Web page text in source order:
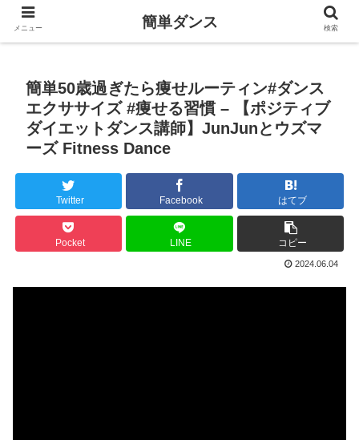
簡単50歳過ぎたら痩せルーティン#ダンス
エクササイズ #痩せる習慣 – 【ポジティブ
ダイエットダンス講師】JunJunとウズマ
ーズ Fitness Dance
Twitter Facebook はてブ
Pocket LINE コピー
2024.06.04
メニュー 簡単ダンス 検索